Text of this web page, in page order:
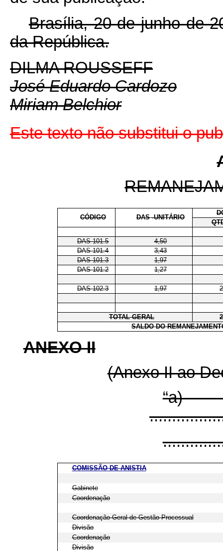
Brasília, 20 de junho de
da República.
DILMA ROUSSEFF
José Eduardo Cardozo
Miriam Belchior
Este texto não substitui o
CÓDIGO DAS -UNITÁRIO
DAS 101.5
4,50
DAS 101.4
3,43
DAS 101.3
1,97
DAS 101.2
1,27
DAS 102.3 1,97 2
TOTAL GERAL
2
SALDO DO
ANEXO II
(Anexo II ao
COMISSÃO DE ANISTIA
Gabinete
Coordenação
Coordenação-Geral de Gestão Processual
Divisão
Coordenação
Divisão